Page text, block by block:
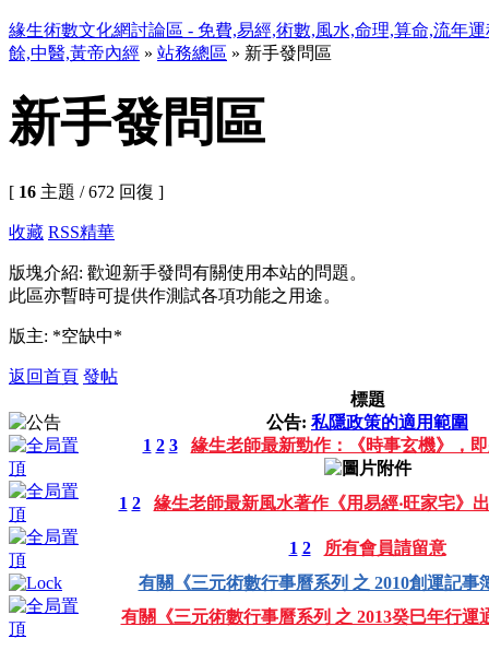
緣生術數文化網討論區 - 免費,易經,術數,風水,命理,算命,流年
餘,中醫,黃帝內經 » 站務總區 » 新手發問區
新手發問區
[ 16 主題 / 672 回復 ]
收藏 RSS精華
版塊介紹: 歡迎新手發問有關使用本站的問題。
此區亦暫時可提供作測試各項功能之用途。
版主: *空缺中*
返回首頁 發帖
標題
公告: 私隱政策的適用範圍
1 2 3 緣生老師最新勁作：《時事玄機》，
1 2 緣生老師最新風水著作《用易經‧旺家宅》
1 2
所有會員請留意
有關《三元術數行事曆系列 之 2010創運記事
有關《三元術數行事曆系列 之 2013癸巳年行運